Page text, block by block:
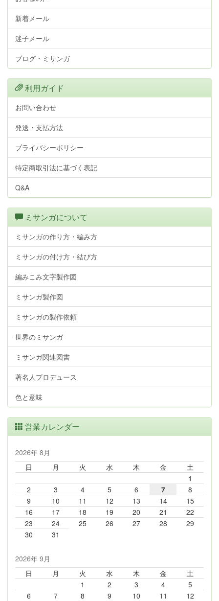
新着メール
迷子メール
ブログ・ミサンガ
利用ガイド
お問い合わせ
発送・支払方法
プライバシーポリシー
特定商取引法に基づく表記
Q&A
ミサンガについて
ミサンガの作り方・編み方
ミサンガの付け方・結び方
編みこみ文字製作図
ミサンガ製作図
ミサンガの製作依頼
世界のミサンガ
ミサンガ関連図書
著名人プロデュース
色と意味
営業カレンダー
2026年 8月
日
月 火 水 木 金
土
1
2
3 4 5 6 7
8
9
10 11 12 13 14
15
16
17 18 19 20 21
22
23
24 25 26 27 28
29
30
31
2026年 9月
日
月 火 水 木 金
土
1
2 3 4
5
6
7 8 9 10 11 12